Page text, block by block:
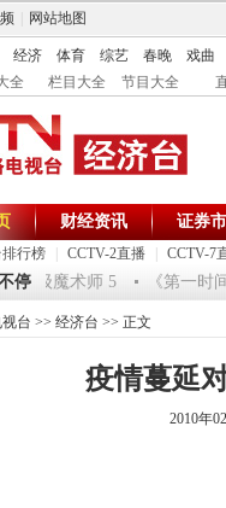
网站地图
经济 体育 综艺 春晚
戏曲
全 栏目大全 节目大全
行榜 CCTV-2直播 CCTV-7
财经资讯 证券
停
超级魔术师 5 《第一时间
台 >> 经济台 >> 正文
疫情蔓延
2010年